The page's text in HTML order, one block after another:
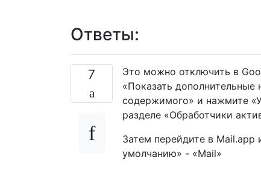
Ответы:
7
Это можно отключить в
«Показать
содержимого» и нажмите
разделе «Обработчики
Затем перейдите в Mail.app
умолчанию» - «Mail»